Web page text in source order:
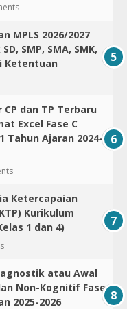
MPLS 2026/2027
SMP, SMA, SMK,
Ketentuan
dan TP Terbaru
Excel Fase C
Tahun Ajaran 2024-
Ketercapaian
Kurikulum
1 dan 4)
atau Awal
Non-Kognitif Fase
2025-2026